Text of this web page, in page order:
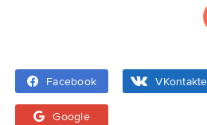
Facebook VKontakte
Google